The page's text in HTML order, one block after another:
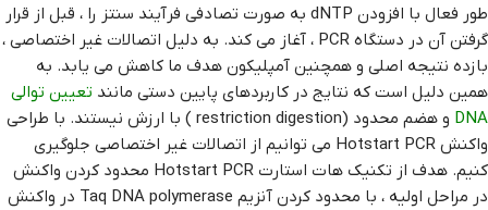
طور فعال با افزودن dNTP به صورت تصادفی فرآیند سنتز را ، قبل از قرار
گرفتن آن در دستگاه PCR ، آغاز می کند. به دلیل اتصالات غیر اختصاصی ،
بازده نتیجه اصلی و همچنین آمپلیکون هدف ما کاهش می یابد. به
همین دلیل است که نتایج در کاربردهای پایین دستی مانند تعیین توالی
DNA
و هضم محدود (restriction digestion ) با ارزش نیستند. با طراحی
واکنش Hotstart PCR می توانیم از اتصالات غیر اختصاصی جلوگیری
کنیم. هدف از تکنیک هات استارت Hotstart PCR محدود کردن واکنش
در مراحل اولیه ، با محدود کردن آنزیم Taq DNA polymerase در واکنش